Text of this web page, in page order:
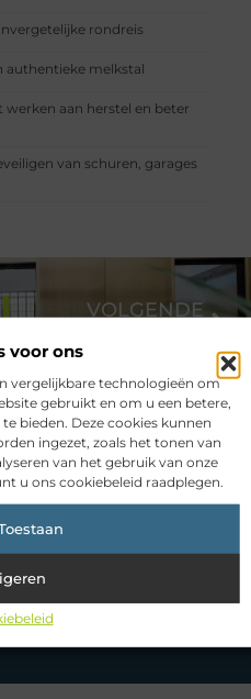
voor ons
vergelijkbare technologieën om
gebruikt en om u een betere,
bieden. Deze cookies kunnen
ingezet, zoals het tonen van
van het gebruik van onze
u ons cookiebeleid raadplegen.
rondreis
authentieke melkstal
aan herstel en beter
van schuren, garages
al bekeken?
verhalen die wij voor je in
niet. Duik in diverse
VOLGENDE